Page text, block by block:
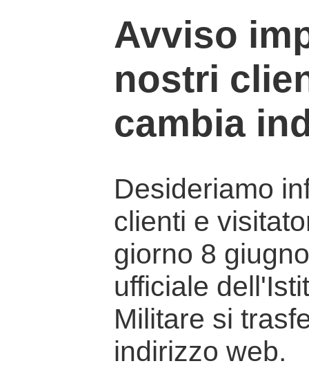
Avviso
nostri
cambia
Desideriamo
clienti e
giorno 8
ufficiale
Militare si
indirizzo web.